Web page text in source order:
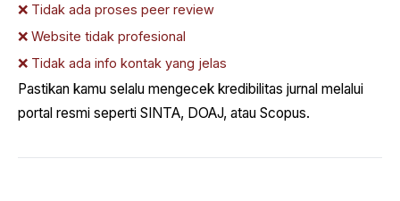
❌ Tidak ada proses peer review
❌ Website tidak profesional
❌ Tidak ada info kontak yang jelas
Pastikan kamu selalu mengecek kredibilitas jurnal melalui
portal resmi seperti SINTA, DOAJ, atau Scopus.